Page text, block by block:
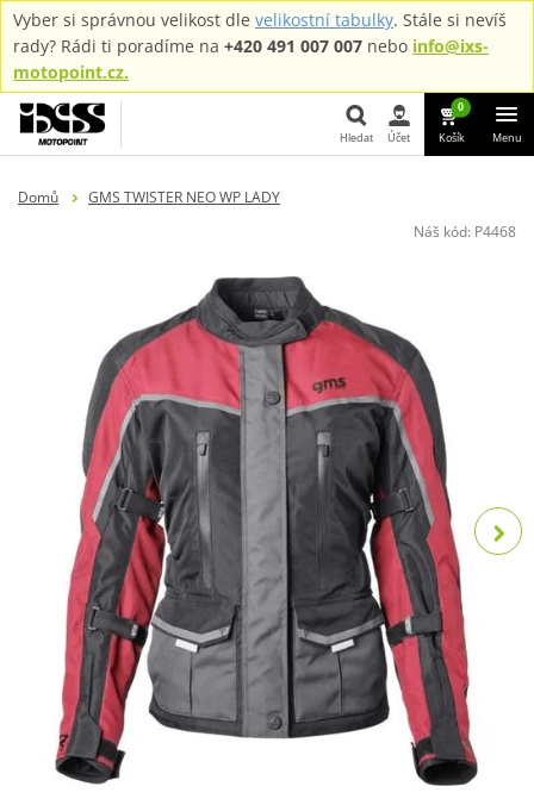
Vyber si správnou velikost dle velikostní tabulky. Stále si nevíš
rady? Rádi ti poradíme na +420 491 007 007 nebo info@ixs-
motopoint.cz.
Hledat Účet
0
Košík Menu
Domů
GMS TWISTER NEO WP LADY
Náš kód: P4468